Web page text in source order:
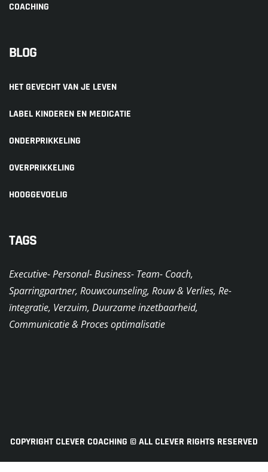
COACHING
BLOG
HET GEVECHT VAN JE LEVEN
LABEL KINDEREN EN MEDICATIE
ONDERPRIKKELING
OVERPRIKKELING
HOOGGEVOELIG
TAGS
Executive- Personal- Business- Team- Coach,
Sparringpartner, Rouwcounseling, Rouw & Verlies, Re-
ïntegratie, Verzuim, Duurzame inzetbaarheid,
Communicatie & Proces optimalisatie
COPYRIGHT CLEVER COACHING © ALL CLEVER RIGHTS RESERVED